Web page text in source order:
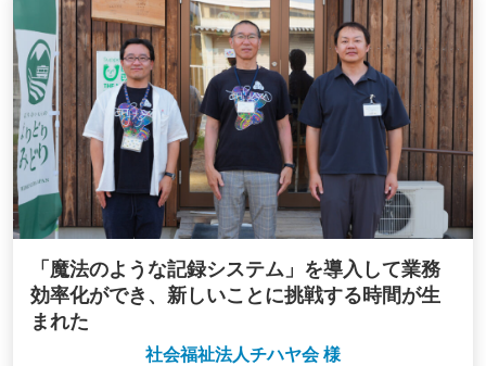
「魔法のような記録システム」を導入して業務
効率化ができ、新しいことに挑戦する時間が生
まれた
社会福祉法人チハヤ会 様